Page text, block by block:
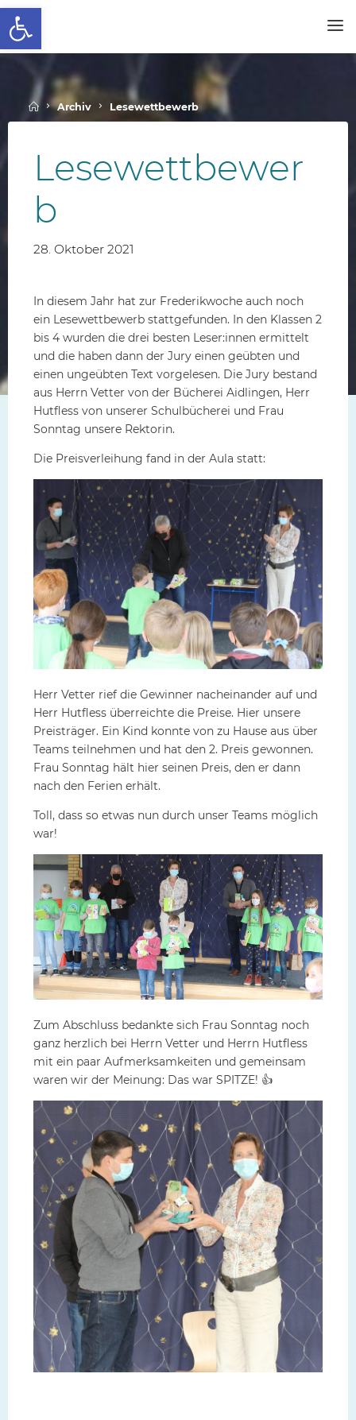
Werkzeugleiste öffnen
Skip
to
content
SCHALLENBERGSCHULE
Home
Archiv Lesewettbewerb
Lesewettbewer
b
28. Oktober 2021
In diesem Jahr hat zur Frederikwoche auch noch
ein Lesewettbewerb stattgefunden. In den Klassen 2
bis 4 wurden die drei besten Leser:innen ermittelt
und die haben dann der Jury einen geübten und
einen ungeübten Text vorgelesen. Die Jury bestand
aus Herrn Vetter von der Bücherei Aidlingen, Herr
Hutfless von unserer Schulbücherei und Frau
Sonntag unsere Rektorin.
Die Preisverleihung fand in der Aula statt:
Herr Vetter rief die Gewinner nacheinander auf und
Herr Hutfless überreichte die Preise. Hier unsere
Preisträger. Ein Kind konnte von zu Hause aus über
Teams teilnehmen und hat den 2. Preis gewonnen.
Frau Sonntag hält hier seinen Preis, den er dann
nach den Ferien erhält.
Toll, dass so etwas nun durch unser Teams möglich
war!
Zum Abschluss bedankte sich Frau Sonntag noch
ganz herzlich bei Herrn Vetter und Herrn Hutfless
mit ein paar Aufmerksamkeiten und gemeinsam
waren wir der Meinung: Das war SPITZE! 👍